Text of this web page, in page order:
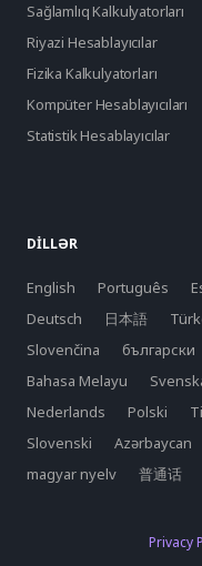
Sağlamlıq Kalkulyatorları
Riyazi Hesablayıcılar
Fizika Kalkulyatorları
Kompüter Hesablayıcıları
Statistik Hesablayıcılar
DILLƏR
English Português
Deutsch
日本語
Slovenčina
български
Bahasa Melayu
Nederlands
Polski
Slovenski
Azərbaycan
magyar nyelv
普通话
Privacy